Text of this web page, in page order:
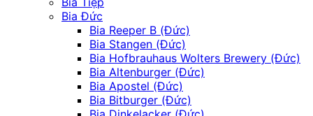
Bia Đức
Bia Reeper B (Đức)
Bia Stangen (Đức)
Bia Hofbrauhaus Wolters Brewery (Đức)
Bia Altenburger (Đức)
Bia Apostel (Đức)
Bia Bitburger (Đức)